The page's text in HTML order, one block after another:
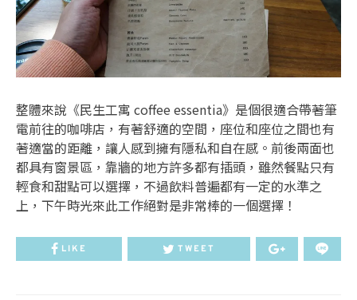
整體來說《民生工寓 coffee essentia》是個很適合帶著筆
電前往的咖啡店，有著舒適的空間，座位和座位之間也有
著適當的距離，讓人感到擁有隱私和自在感。前後兩面也
都具有窗景區，靠牆的地方許多都有插頭，雖然餐點只有
輕食和甜點可以選擇，不過飲料普遍都有一定的水準之
上，下午時光來此工作絕對是非常棒的一個選擇！
LIKE TWEET